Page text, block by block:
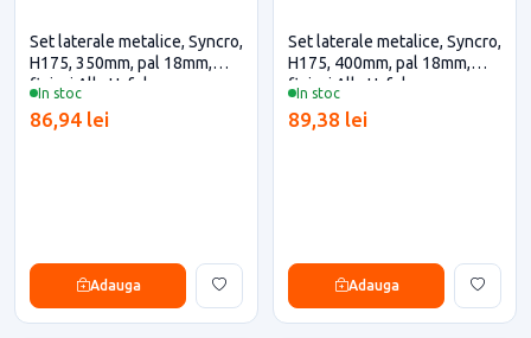
In stoc
Set laterale metalice, Syncro,
H175, 350mm, pal 18mm,
finisaj Alb, Hafele
86,94 lei
Adauga
In stoc
Set laterale metalice, Syncro,
H175, 400mm, pal 18mm,
finisaj Alb, Hafele
89,38 lei
Adauga